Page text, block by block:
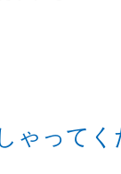
ゃってく